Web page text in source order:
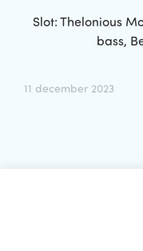
Slot: Thelonious
bass,
11 december 2023